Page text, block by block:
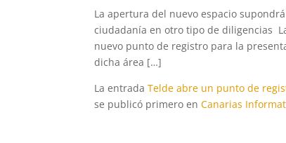
La apertura del nuevo espacio
ciudadanía en otro tipo de diligencias
nuevo punto de registro para la
dicha área […]
La entradaTelde abre un punto de
se publicó primero enCanarias